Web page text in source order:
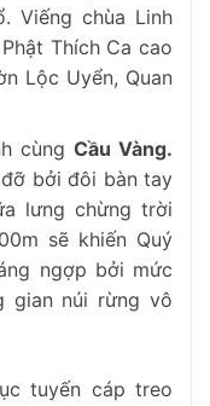
Viếng chùa Linh
Thích Ca cao
Lộc Uyển, Quan
cùngCầu Vàng.
bởi đôi bàn tay
lưng chừng trời
sẽ khiến Quý
ngợp bởi mức
gian núi rừng vô
tuyến cáp treo